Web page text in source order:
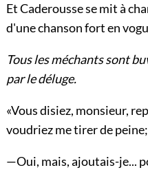
Et Caderousse se mit à
d'une chanson fort en
Tous les méchants sont
par le déluge.
«Vous disiez, monsieur,
voudriez me tirer de
—Oui, mais, ajoutais-je...